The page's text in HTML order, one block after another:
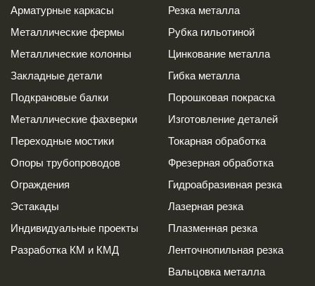
Арматурные каркасы
Металлические фермы
Металлические колонны
Закладные детали
Подкрановые балки
Металлические фахверки
Переходные мостики
Опоры трубопроводов
Ограждения
Эстакады
Индивидуальные проекты
Разработка КМ и КМД
Резка металла
Рубка гильотиной
Цинкование металла
Гибка металла
Порошковая покраска
Изготовление деталей
Токарная обработка
Фрезерная обработка
Гидроабразивная резка
Лазерная резка
Плазменная резка
Ленточнопильная резка
Вальцовка металла